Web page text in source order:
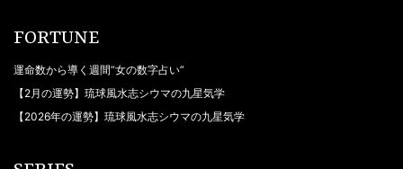
FORTUNE
運命数から導く週間“女の数字占い”
【2月の運勢】琉球風水志シウマの九星気学
【2026年の運勢】琉球風水志シウマの九星気学